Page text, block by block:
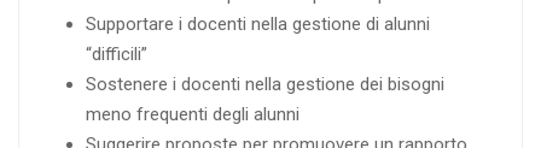
Supportare i docenti nella gestione di alunni
“difficili”
Sostenere i docenti nella gestione dei bisogni
meno frequenti degli alunni